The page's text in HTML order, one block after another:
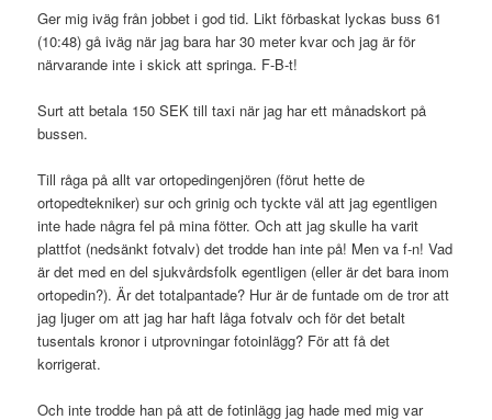
Ger mig iväg från jobbet i god tid. Likt förbaskat lyckas buss 61
(10:48) gå iväg när jag bara har 30 meter kvar och jag är för
närvarande inte i skick att springa. F-B-t!
Surt att betala 150 SEK till taxi när jag har ett månadskort på
bussen.
Till råga på allt var ortopedingenjören (förut hette de
ortopedtekniker) sur och grinig och tyckte väl att jag egentligen
inte hade några fel på mina fötter. Och att jag skulle ha varit
plattfot (nedsänkt fotvalv) det trodde han inte på! Men va f-n! Vad
är det med en del sjukvårdsfolk egentligen (eller är det bara inom
ortopedin?). Är det totalpantade? Hur är de funtade om de tror att
jag ljuger om att jag har haft låga fotvalv och för det betalt
tusentals kronor i utprovningar fotoinlägg? För att få det
korrigerat.
Och inte trodde han på att de fotinlägg jag hade med mig var